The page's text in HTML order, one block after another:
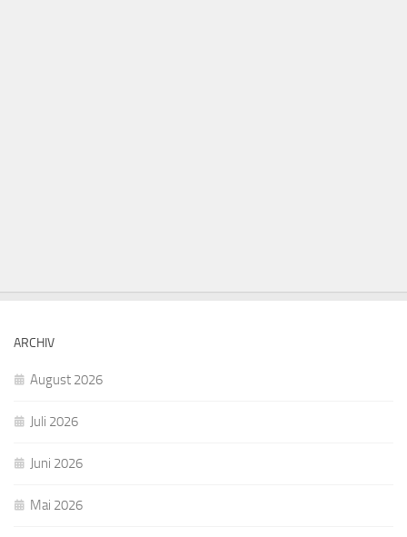
ARCHIV
August 2026
Juli 2026
Juni 2026
Mai 2026